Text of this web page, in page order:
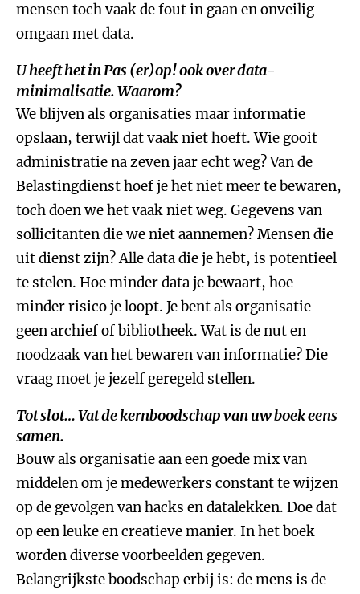
mensen toch vaak de fout in gaan en onveilig
omgaan met data.
U heeft het inPas (er)op!ook over data-
minimalisatie. Waarom?
We blijven als organisaties maar informatie
opslaan, terwijl dat vaak niet hoeft. Wie gooit
administratie na zeven jaar echt weg? Van de
Belastingdienst hoef je het niet meer te bewaren,
toch doen we het vaak niet weg. Gegevens van
sollicitanten die we niet aannemen? Mensen die
uit dienst zijn? Alle data die je hebt, is potentieel
te stelen. Hoe minder data je bewaart, hoe
minder risico je loopt. Je bent als organisatie
geen archief of bibliotheek. Wat is de nut en
noodzaak van het bewaren van informatie? Die
vraag moet je jezelf geregeld stellen.
Tot slot… Vat de kernboodschap van uw boek eens
samen.
Bouw als organisatie aan een goede mix van
middelen om je medewerkers constant te wijzen
op de gevolgen van hacks en datalekken. Doe dat
op een leuke en creatieve manier. In het boek
worden diverse voorbeelden gegeven.
Belangrijkste boodschap erbij is: de mens is de